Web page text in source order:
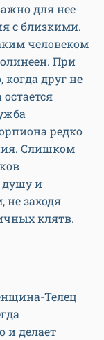
для нее
с близкими.
человеком
При
друг не
редко
Слишком
душу и
не заходя
клятв.
Телец
и делает